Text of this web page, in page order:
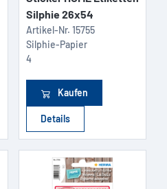
Silphie 26x54
Artikel-Nr. 15755
Silphie-Papier
4
Kaufen
Details